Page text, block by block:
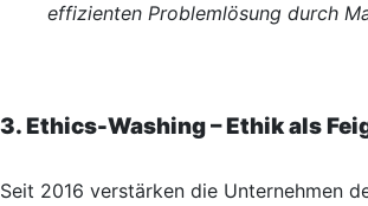
effizienten Problemlösung durch
3. Ethics-Washing – Ethik als
Seit 2016 verstärken die Unternehmen